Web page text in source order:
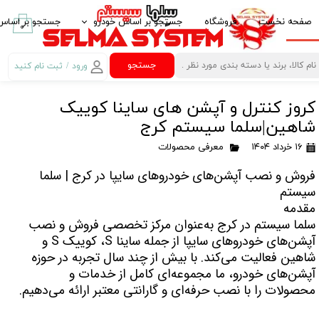
جستجو ورود / ثبت نام کنید
تغییر گذر واژه
خروج از حساب
کاربری
۰ صفحه نخست فروشگاه جستجو بر اساس خودرو
ایرانخودرو IKCO
پارس خودرو PARS KHODRO
بهمن موتور BAHMAN MOTOR
کیا -kia
هیوندای HYUNDAI
ام وی ام MVM
جستجو بر
پخش کننده
امنیت خودرو
کروز کنترل Crouse Control
کنترل فرمان
کروز کنترل و آپشن های ساینا کوییک
شاهین|سلما سیستم کرج
۱۶ خرداد ۱۴۰۴ معرفی محصولات
فروش و نصب آپشن‌های خودروهای سایپا در کرج | سلما
سیستم
مقدمه
سلما سیستم در کرج به‌عنوان مرکز تخصصی فروش و نصب
آپشن‌های خودروهای سایپا از جمله ساینا S، کوییک S و
شاهین فعالیت می‌کند. با بیش از چند سال تجربه در حوزه
آپشن‌های خودرو، ما مجموعه‌ای کامل از خدمات و
محصولات را با نصب حرفه‌ای و گارانتی معتبر ارائه می‌دهیم.